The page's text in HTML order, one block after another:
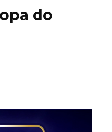
do